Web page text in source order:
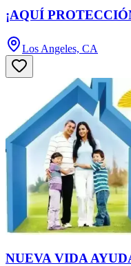
¡AQUÍ
Los Angeles, CA
NUEVA VIDA